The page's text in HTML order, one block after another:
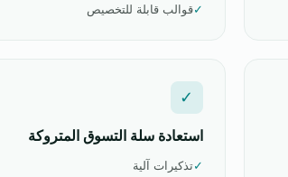
✓قوالب قابلة للتخصيص
✓
استعادة سلة التسوق المتروكة
✓تذكيرات آلية